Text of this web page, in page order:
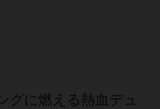
グに燃える熱血デュ